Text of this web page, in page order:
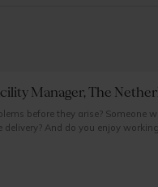
Manager, The
before they arise? Someone
delivery? And do you enjoy